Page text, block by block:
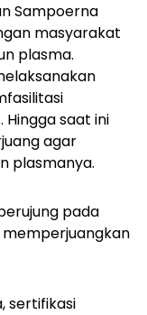
Sampoerna
masyarakat
plasma.
saat ini
agar
plasmanya.
pada
sertifikasi